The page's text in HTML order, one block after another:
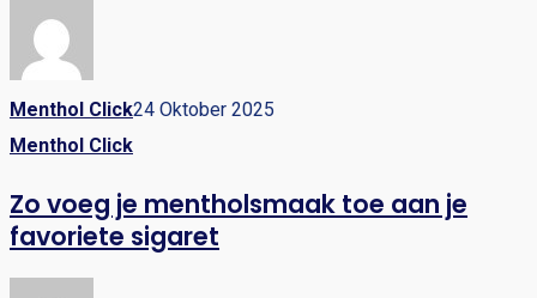
Menthol Click24 Oktober 2025
Menthol Click
Zo voeg je mentholsmaak toe aan je
favoriete sigaret